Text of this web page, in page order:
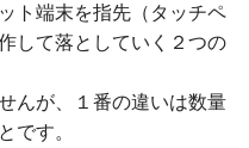
ト端末を指先（タッチペ
して落としていく２つの
んが、１番の違いは数量
です。